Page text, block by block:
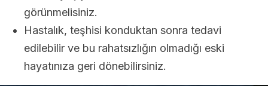
görünmelisiniz.
Hastalık, teşhisi konduktan sonra tedavi
edilebilir ve bu rahatsızlığın olmadığı eski
hayatınıza geri dönebilirsiniz.